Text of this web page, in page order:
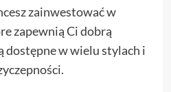
zainwestować w
zapewnią Ci dobrą
dostępne w wielu stylach i